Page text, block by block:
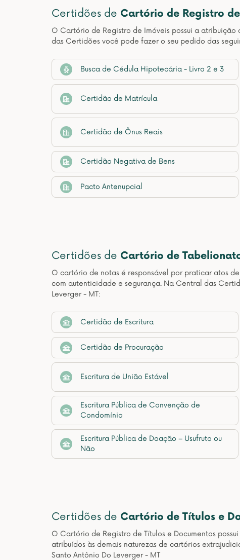
Certidões de Cartório de Registro
O Cartório de Registro de Imóveis possui a
das Certidões você pode fazer o seu pedido das
Busca de Cédula Hipotecária - Livro 2 e 3
Certidão de Matrícula
Certidão de Ônus Reais
Certidão Negativa de Bens
Pacto Antenupcial
Certidões de Cartório de
O cartório de notas é responsável por praticar atos
com autenticidade e segurança. Na Central das
Leverger - MT:
Certidão de Escritura
Certidão de Procuração
Escritura de União Estável
Escritura Pública de Convenção de
Condomínio
Escritura Pública de Doação – Usufruto ou
Não
Certidões de Cartório de Títulos e
O Cartório de Registro de Títulos e Documentos
atribuídos às demais naturezas de cartórios
Santo Antônio Do Leverger - MT